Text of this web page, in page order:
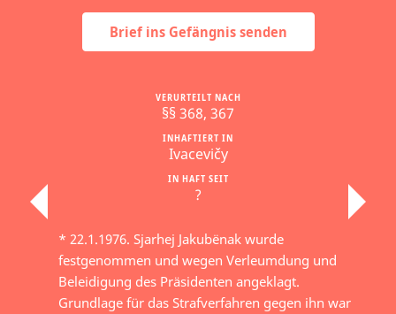
Brief ins Gefängnis senden
IN HAFT SEIT
?
INHAFTIERT IN
Ivacevičy
VERURTEILT NACH
§§ 368, 367
* 22.1.1976. Sjarhej Jakubёnak wurde
festgenommen und wegen Verleumdung und
Beleidigung des Präsidenten angeklagt.
Grundlage für das Strafverfahren gegen ihn war